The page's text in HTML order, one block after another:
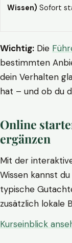
Wissen) Sofort
Wichtig: Die
bestimmten
dein Verhalten
hat – und ob du
Online
ergänzen
Mit der
Wissen kannst
typische
zusätzlich lokale
Kurseinblick